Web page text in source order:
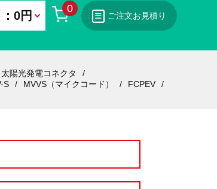
0
：0円 ご注文お見積り
太陽光発電コネクタ
S MVVS（マイクコード）
FCPEV